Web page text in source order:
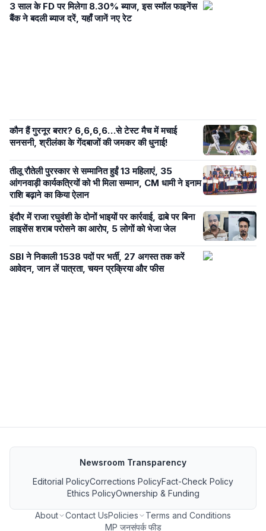
3 साल के FD पर मिलेगा 8.30% ब्याज, इस स्मॉल फाइनेंस
बैंक ने बदली ब्याज दरें, यहाँ जानें नए रेट
कौन हैं गुरनूर बरार? 6,6,6,6…से टेस्ट मैच में मचाई
सनसनी, श्रीलंका के गेंदबाजों की जमकर की धुनाई!
तीलू रौतेली पुरस्कार से सम्मानित हुईं 13 महिलाएं, 35
आंगनवाड़ी कार्यकत्रियों को भी मिला सम्मान, CM धामी ने इनाम
राशि बढ़ाने का किया ऐलान
इंदौर में राजा रघुवंशी के दोनों भाइयों पर कार्रवाई, ढाबे पर बिना
लाइसेंस शराब परोसने का आरोप, 5 लोगों को भेजा जेल
SBI ने निकाली 1538 पदों पर भर्ती, 27 अगस्त तक करें
आवेदन, जान लें पात्रता, चयन प्रक्रिया और फीस
Newsroom Transparency
Editorial PolicyCorrections PolicyFact-Check Policy
Ethics PolicyOwnership & Funding
About Contact UsPolicies
Terms and Conditions
MP जनसंपर्क फीड